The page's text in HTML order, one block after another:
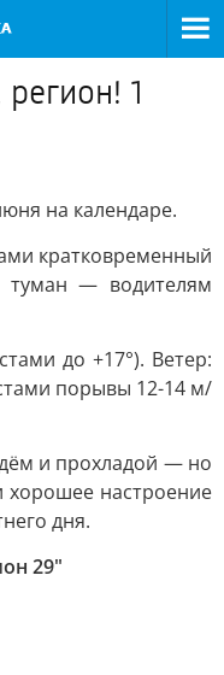
1
на календаре.
кратковременный
— водителям
до +17°). Ветер:
порывы 12-14 м/
и прохладой — но
хорошее настроение
дня.
29"